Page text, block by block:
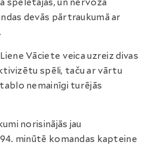
spēlētājas, un nervozā
devās pārtraukumā ar
Vāciete veica uzreiz divas
spēli, taču ar vārtu
nemainīgi turējās
norisinājās jau
minūtē komandas kapteine